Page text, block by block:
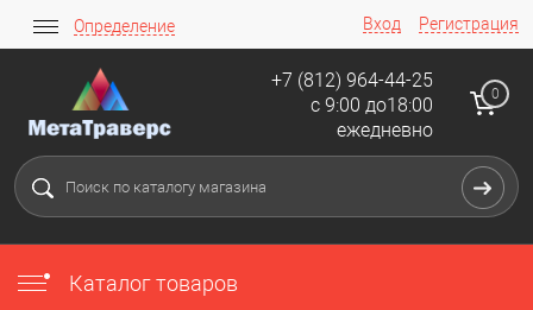
Вход Регистрация
Определение
+7 (812) 964-44-25
с 9:00 до18:00
ежедневно
0
Каталог товаров